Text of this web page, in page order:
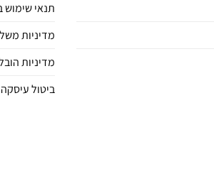
תנאי
מדיניות
מדיניות
ביטול עיסקה